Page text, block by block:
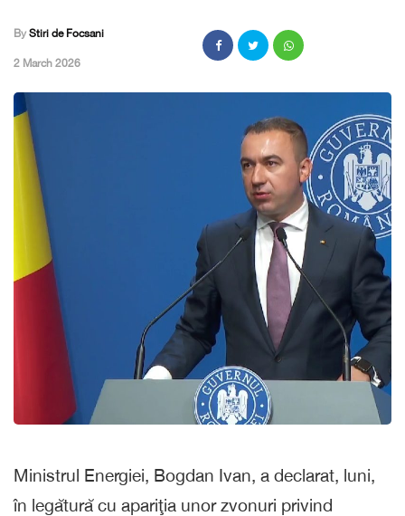
By Stiri de Focsani
,2 March 2026
Ministrul Energiei, Bogdan Ivan, a declarat, luni,
în legătură cu apariţia unor zvonuri privind